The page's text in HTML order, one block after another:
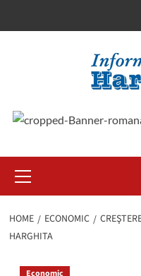
Menu
HOME ECONOMIC
HARGHITA
Economic